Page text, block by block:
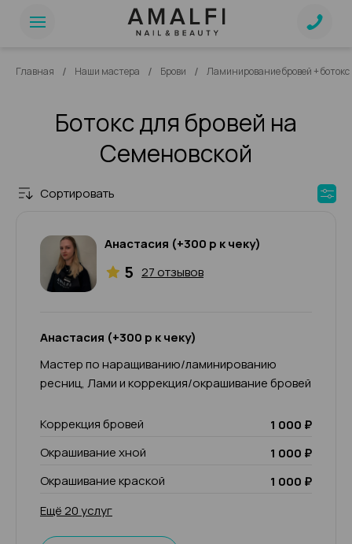
Главная / Наши мастера / Брови / Ламинирование бровей +
Ботокс для бровей на
Семеновской
Сортировать
Анастасия (+300 р к чеку)
5 27 отзывов
Анастасия (+300 р к чеку)
Мастер по наращиванию/ламинированию
ресниц, Лами и коррекция/окрашивание бровей
Коррекция бровей
1 000 ₽
Окрашивание хной
1 000 ₽
Окрашивание краской
1 000 ₽
Ещё 20 услуг